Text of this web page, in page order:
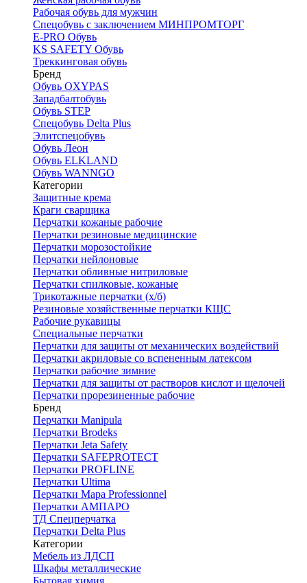
Рабочая обувь для мужчин
Спецобувь с заключением МИНПРОМТОРГ
E-PRO Обувь
KS SAFETY Обувь
Треккинговая обувь
Бренд
Обувь OXYPAS
Западбалтобувь
Обувь STEP
Спецобувь Delta Plus
Элитспецобувь
Обувь Леон
Обувь ELKLAND
Обувь WANNGO
Категории
Защитные крема
Краги сварщика
Перчатки кожаные рабочие
Перчатки резиновые медицинские
Перчатки морозостойкие
Перчатки нейлоновые
Перчатки обливные нитриловые
Перчатки спилковые, кожаные
Трикотажные перчатки (х/б)
Резиновые хозяйственные перчатки КЩС
Рабочие рукавицы
Специальные перчатки
Перчатки для защиты от механических воздействий
Перчатки акриловые со вспененным латексом
Перчатки рабочие зимние
Перчатки для защиты от растворов кислот и щелочей
Перчатки прорезиненные рабочие
Бренд
Перчатки Manipula
Перчатки Brodeks
Перчатки Jeta Safety
Перчатки SAFEPROTECT
Перчатки PROFLINE
Перчатки Ultima
Перчатки Мара Professionnel
Перчатки АМПАРО
ТД Спецперчатка
Перчатки Delta Plus
Категории
Мебель из ЛДСП
Шкафы металлические
Бытовая химия